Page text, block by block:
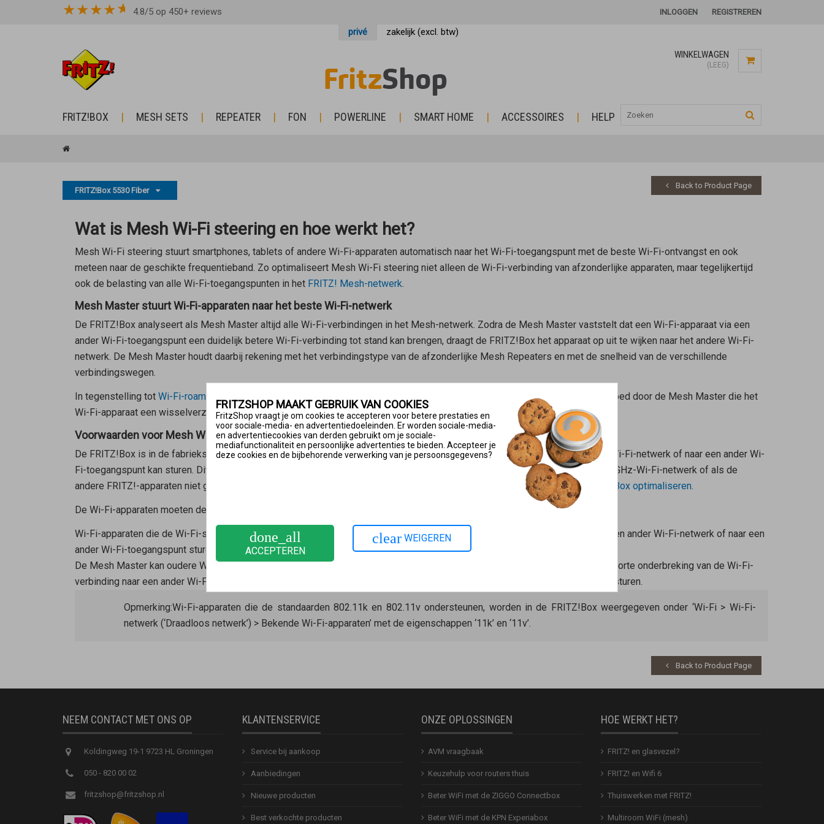
★★★★ 4.8/5 op 450+ reviews INLOGGEN REGISTREREN
privé zakelijk (excl. btw)
WINKELWAGEN
(LEEG)
FRITZ!BOX MESH SETS REPEATER FON POWERLINE SMART HOME ACCESSOIRES HELP
FRITZ!Box 5530 Fiber
Back to Product Page
Wat is Mesh Wi-Fi steering en hoe werkt het?
Mesh Wi-Fi steering stuurt smartphones, tablets of andere Wi-Fi-apparaten automatisch naar het Wi-Fi-toegangspunt met de beste Wi-Fi-ontvangst en ook
meteen naar de geschikte frequentieband. Zo optimaliseert Mesh Wi-Fi steering niet alleen de Wi-Fi-verbinding van afzonderlijke apparaten, maar tegelijkertijd
ook de belasting van alle Wi-Fi-toegangspunten in het FRITZ! Mesh-netwerk
Mesh Master stuurt Wi-Fi-apparaten naar het beste Wi-Fi-netwerk
De FRITZ!Box analyseert als Mesh Masteraltijd alle Wi-Fi-verbindingen in het Mesh-netwerk. Zodra de Mesh Mastervaststelt dat een Wi-Fi-apparaat via een
ander Wi-Fi-toegangspunt een duidelijk betere Wi-Fi-verbinding tot stand kan brengen, draagt de FRITZ!Box het apparaat op uit te wijken naar het andere Wi-Fi-
netwerk. De Mesh Masterhoudt daarbij rekening met het verbindingstype van de afzonderlijke Mesh Repeaters en met de snelheid van de verschillende
verbindingswegen.
In tegenstelling tot Wi-Fi-roaming wordt bij Mesh Wi-Fi steering de beslissing voor het wisselen van het Wi-Fi-netwerk beïnvloed door de Mesh Masterdie het
Wi-Fi-apparaat een wisselverzoek stuurt. De beslissing om te wisselen ligt echter bij het Wi-Fi-apparaat zelf.
Voorwaarden voor Mesh Wi-Fi steering
De FRITZ!Box is in de fabrieksinstellingen zo ingesteld, dat de FRITZ!Box alsMesh MasterWi-Fi-apparaten naar het andere Wi-Fi-netwerk of naar een ander Wi-
Fi-toegangspunt kan sturen. Dit is niet mogelijk als in de FRITZ!Box verschillende namen zijn ingesteld voor het 2,4 GHz- en 5 GHz-Wi-Fi-netwerk of als de
andere FRITZ!-apparaten niet goed in het Mesh-netwerk zijn opgenomen. In dit geval moet je het
Wi-Fi-netwerk van de FRITZ!Box optimaliseren.
De Wi-Fi-apparaten moeten de standaarden 802.11k en 802.11v ondersteunen, zodat de ze kan aansturen.
Wi-Fi-apparaten die de Wi-Fi-standaarden 802.11k en 802.11v ondersteunen, kan deMesh Master
zonder onderbreking naar een ander Wi-Fi-netwerk of naar een
ander Wi-Fi-toegangspunt sturen.
De Mesh Masterkan oudere Wi-Fi-apparaten die de Wi-Fi-standaarden 802.11k en 802.11v niet ondersteunen alleen met een korte onderbreking van de Wi-Fi-
verbinding naar een ander Wi-Fi-netwerk sturen. De
kan deze apparaten niet naar een ander Wi-Fi-toegangspunt sturen.
Opmerking:Wi-Fi-apparaten die de standaarden 802.11k en 802.11v ondersteunen, worden in de FRITZ!Box weergegeven onder ‘Wi-Fi > Wi-Fi-
netwerk (‘Draadloos netwerk’) > Bekende Wi-Fi-apparaten’ met de eigenschappen ‘11k’ en ‘11v’.
Back to Product Page
NEEM CONTACT MET ONS OP
Koldingweg 19-1 9723 HL Groningen
050 - 820 00 02
fritzshop@fritzshop.nl
KLANTENSERVICE
Service bij aankoop
Aanbiedingen
Nieuwe producten
Best verkochte producten
ONZE OPLOSSINGEN
AVM vraagbaak
Keuzehulp voor routers thuis
Beter WiFi met de ZIGGO Connectbox
Beter WiFi met de KPN Experiabox
HOE WERKT HET?
FRITZ! en glasvezel?
FRITZ! en Wifi 6
Thuiswerken met FRITZ!
Multiroom WiFi (mesh)
FRITZSHOP MAAKT GEBRUIK VAN COOKIES
FritzShop vraagt je om cookies te accepteren voor betere prestaties en
voor sociale-media- en advertentiedoeleinden. Er worden sociale-media-
en advertentiecookies van derden gebruikt om je sociale-
mediafunctionaliteit en persoonlijke advertenties te bieden. Accepteer je
deze cookies en de bijbehorende verwerking van je persoonsgegevens?
done_all
ACCEPTEREN
clear WEIGEREN